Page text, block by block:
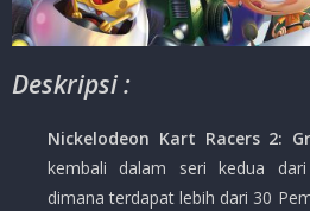
Deskripsi :
Nickelodeon Kart Racers 2:
kembali dalam seri kedua
dimana terdapat lebih dari 30